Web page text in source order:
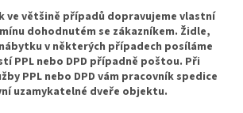
ve většině případů dopravujeme vlastní
dohodnutém se zákazníkem. Židle,
v některých případech posíláme
PPL nebo DPD případně poštou. Při
PPL nebo DPD vám pracovník spedice
uzamykatelné dveře objektu.